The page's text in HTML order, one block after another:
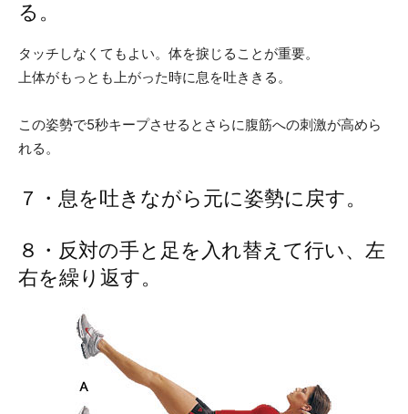
る。
タッチしなくてもよい。体を捩じることが重要。
上体がもっとも上がった時に息を吐ききる。
この姿勢で5秒キープさせるとさらに腹筋への刺激が高めら
れる。
７・息を吐きながら元に姿勢に戻す。
８・反対の手と足を入れ替えて行い、左
右を繰り返す。